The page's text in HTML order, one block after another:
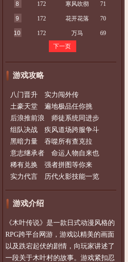
8 172 寒风吹彻 71
9 172 花开花落 70
10 172 万马
69
下一页
游戏攻略
八门晋升 实力闯外传
土豪天堂 遍地极品任你挑
后浪推前浪 师徒系统同进步
组队决战 疾风道场跨服争斗
黑暗力量 吞噬所有查克拉
意志继承者 命运人物自来也
稀有兑换 强者拼图等你来
实力代言 历代火影技能一览
游戏介绍
《木叶传说》是一款日式动漫风格的
RPG跨平台网游，游戏以精美的画面
以及跌宕起伏的剧情，向玩家讲述了
一段关于木叶村的故事。游戏紧扣忍